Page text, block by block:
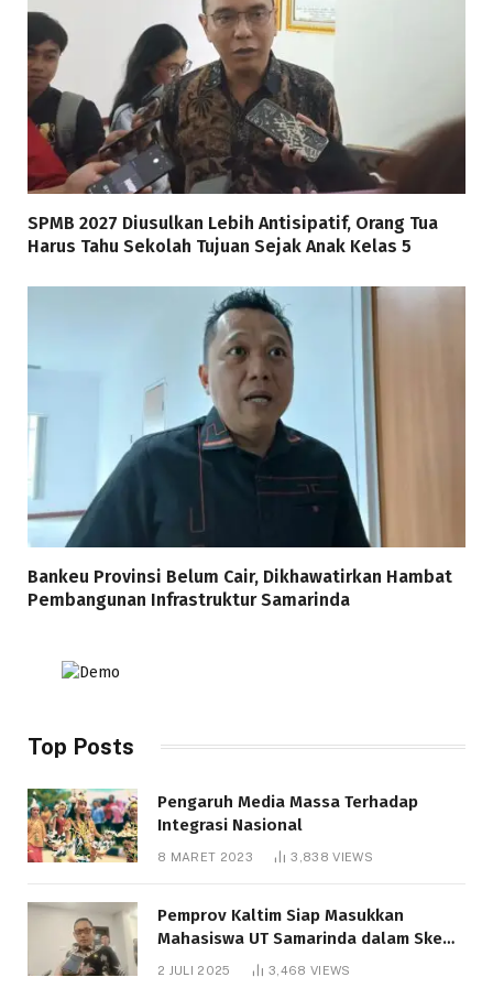
SPMB 2027 Diusulkan Lebih Antisipatif, Orang Tua
Harus Tahu Sekolah Tujuan Sejak Anak Kelas 5
Bankeu Provinsi Belum Cair, Dikhawatirkan Hambat
Pembangunan Infrastruktur Samarinda
Top Posts
Pengaruh Media Massa Terhadap
Integrasi Nasional
8 MARET 2023 3,838VIEWS
Pemprov Kaltim Siap Masukkan
Mahasiswa UT Samarinda dalam Skema
Bantuan Pendidikan Gratispol
2 JULI 2025 3,468 VIEWS